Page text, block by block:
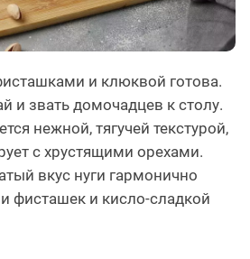
и клюквой готова.
и звать домочадцев к столу.
нежной, тягучей текстурой,
с хрустящими орехами.
вкус нуги гармонично
фисташек и кисло-сладкой